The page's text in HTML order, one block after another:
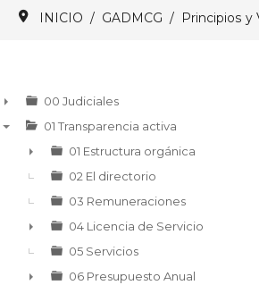
INICIO GADMCG Principios y
►
00 Judiciales
01 Transparencia activa
►
01 Estructura orgánica
02 El directorio
03 Remuneraciones
►
04 Licencia de Servicio
05 Servicios
06 Presupuesto Anual